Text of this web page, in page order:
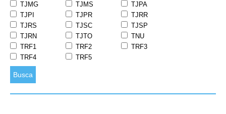
TJMG
TJMS
TJPA
TJPI
TJPR
TJRR
TJRS
TJSC
TJSP
TJRN
TJTO
TNU
TRF1
TRF2
TRF3
TRF4
TRF5
Busca